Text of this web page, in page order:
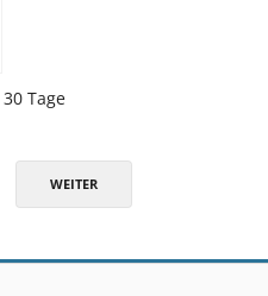
Tage
WEITER